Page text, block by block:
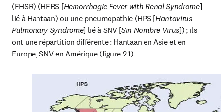
(FHSR) (HFRS [Hemorrhagic Fever with Renal Syndrome]
lié à Hantaan) ou une pneumopathie (HPS [Hantavirus
Pulmonary Syndrome] lié à SNV [Sin Nombre Virus]) ; ils
ont une répartition différente : Hantaan en Asie et en
Europe, SNV en Amérique (figure 2.1).